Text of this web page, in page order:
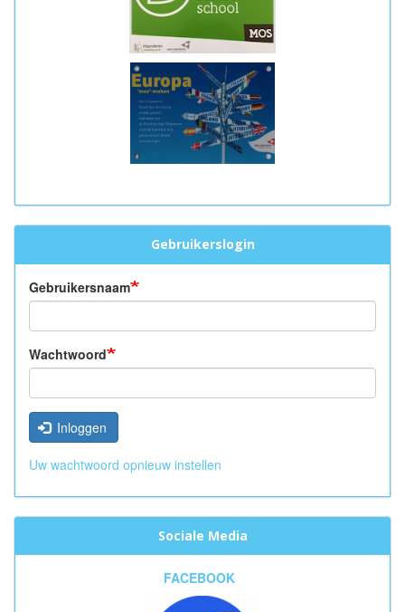
Gebruikerslogin
Gebruikersnaam
Wachtwoord
Inloggen
Uw wachtwoord opnieuw instellen
Sociale Media
FACEBOOK